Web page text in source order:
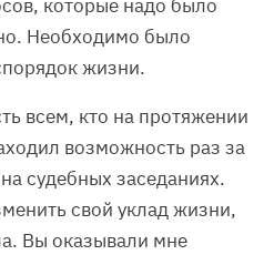
которые надо было
Необходимо было
жизни.
всем, кто на протяжении
возможность раз за
судебных заседаниях.
свой уклад жизни,
Вы оказывали мне